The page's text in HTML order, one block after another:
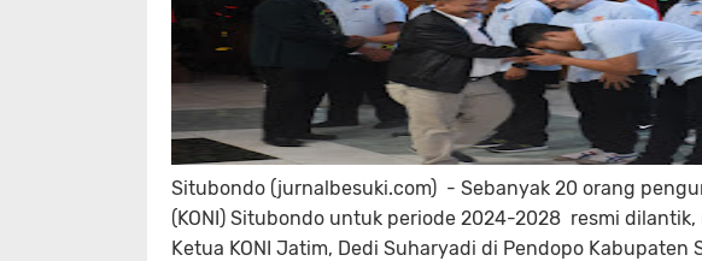
Situbondo (jurnalbesuki.com) - Sebanyak 20 orang
(KONI) Situbondo untuk periode 2024-2028 resmi
Ketua KONI Jatim, Dedi Suharyadi di Pendopo